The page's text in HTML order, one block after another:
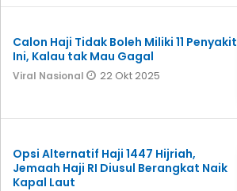
Calon Haji Tidak Boleh Miliki 11 Penyakit
Ini, Kalau tak Mau Gagal
Viral Nasional 22 Okt 2025
Opsi Alternatif Haji 1447 Hijriah,
Jemaah Haji RI Diusul Berangkat Naik
Kapal Laut